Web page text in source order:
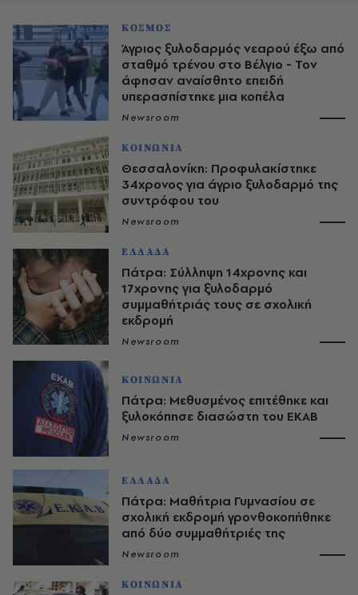
ΚΟΣΜΟΣ
Άγριος ξυλοδαρμός νεαρού έξω από
σταθμό τρένου στο Βέλγιο - Τον
άφησαν αναίσθητο επειδή
υπερασπίστηκε μια κοπέλα
Newsroom
ΚΟΙΝΩΝΙΑ
Θεσσαλονίκη: Προφυλακίστηκε
34χρονος για άγριο ξυλοδαρμό της
συντρόφου του
Newsroom
ΕΛΛΑΔΑ
Πάτρα: Σύλληψη 14χρονης και
17χρονης για ξυλοδαρμό
συμμαθήτριάς τους σε σχολική
εκδρομή
Newsroom
ΚΟΙΝΩΝΙΑ
Πάτρα: Μεθυσμένος επιτέθηκε και
ξυλοκόπησε διασώστη του ΕΚΑΒ
Newsroom
ΕΛΛΑΔΑ
Πάτρα: Μαθήτρια Γυμνασίου σε
σχολική εκδρομή γρονθοκοπήθηκε
από δύο συμμαθήτριές της
Newsroom
ΚΟΙΝΩΝΙΑ